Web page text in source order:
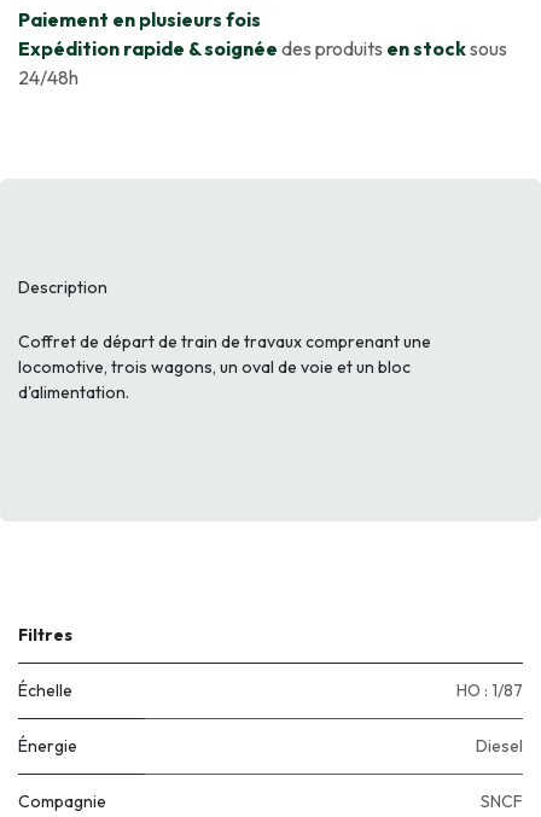
​Paiement en plusieurs fois
Expédition rapide & soignée des produits en stocksous
24/48h
Description
Coffret de départ de train de travaux comprenant une
locomotive, trois wagons, un oval de voie et un bloc
d'alimentation.
Filtres
Échelle HO : 1/87
Énergie Diesel
Compagnie SNCF